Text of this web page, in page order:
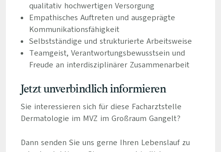
qualitativ hochwertigen Versorgung
Empathisches Auftreten und ausgeprägte
Kommunikationsfähigkeit
Selbstständige und strukturierte Arbeitsweise
Teamgeist, Verantwortungsbewusstsein und
Freude an interdisziplinärer Zusammenarbeit
Jetzt unverbindlich informieren
Sie interessieren sich für diese Facharztstelle
Dermatologie im MVZ im Großraum Gangelt?
Dann senden Sie uns gerne Ihren Lebenslauf zu